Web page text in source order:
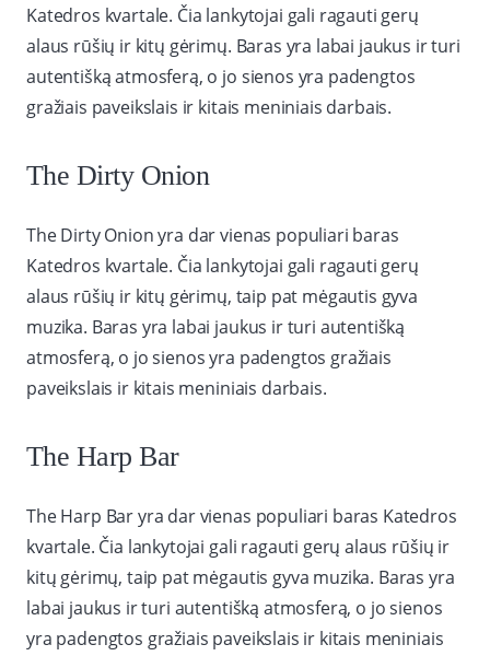
Katedros kvartale. Čia lankytojai gali ragauti gerų
alaus rūšių ir kitų gėrimų. Baras yra labai jaukus ir turi
autentišką atmosferą, o jo sienos yra padengtos
gražiais paveikslais ir kitais meniniais darbais.
The Dirty Onion
The Dirty Onion yra dar vienas populiari baras
Katedros kvartale. Čia lankytojai gali ragauti gerų
alaus rūšių ir kitų gėrimų, taip pat mėgautis gyva
muzika. Baras yra labai jaukus ir turi autentišką
atmosferą, o jo sienos yra padengtos gražiais
paveikslais ir kitais meniniais darbais.
The Harp Bar
The Harp Bar yra dar vienas populiari baras Katedros
kvartale. Čia lankytojai gali ragauti gerų alaus rūšių ir
kitų gėrimų, taip pat mėgautis gyva muzika. Baras yra
labai jaukus ir turi autentišką atmosferą, o jo sienos
yra padengtos gražiais paveikslais ir kitais meniniais